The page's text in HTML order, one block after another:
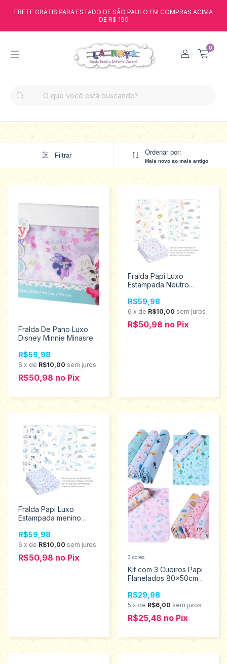
FRETE GRÁTIS PARA ESTADO DE SÃO PAULO EM COMPRAS ACIMA
DE R$ 199
0
Filtrar Ordenar por:
Mais novo ao mais antigo
Fralda De Pano Luxo
Disney Minnie Minasrey
R$59,98
6 x de R$10,00 sem juros
R$50,98 no Pix
Fralda Papi Luxo
Estampada Neutro
R$59,98
6 x de R$10,00 sem juros
R$50,98 no Pix
Fralda Papi Luxo
Estampada menino
R$59,98
6 x de R$10,00 sem juros
R$50,98 no Pix
Kit com 3 Cueiros Papi
Flanelados 80x50cm
R$29,98
5 x de R$6,00 sem juros
R$25,48 no Pix
3 cores